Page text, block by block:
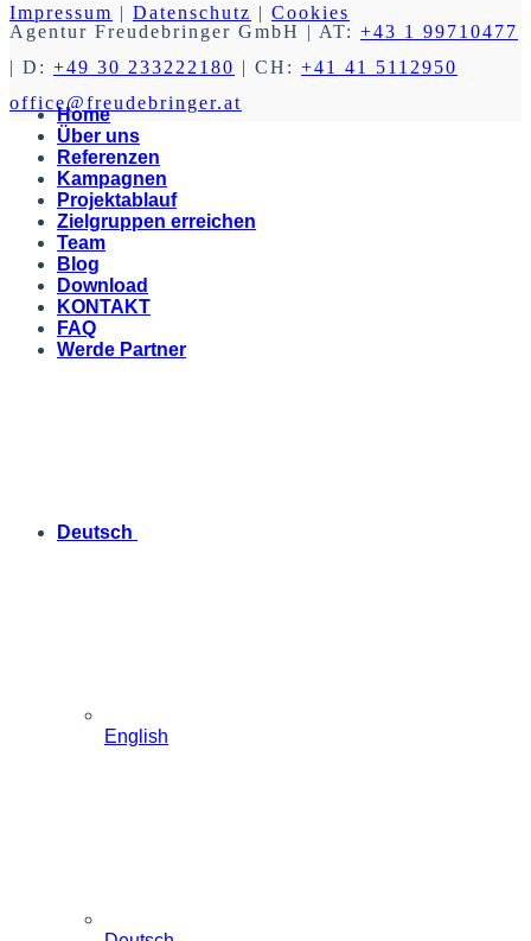
Impressum | Datenschutz | Cookies
Agentur Freudebringer GmbH | AT: +43 1 99710477
| D: +49 30 233222180 | CH: +41 41 5112950
office@freudebringer.at
Home
Über uns
Referenzen
Kampagnen
Projektablauf
Zielgruppen erreichen
Team
Blog
Download
KONTAKT
FAQ
Werde Partner
Deutsch
English